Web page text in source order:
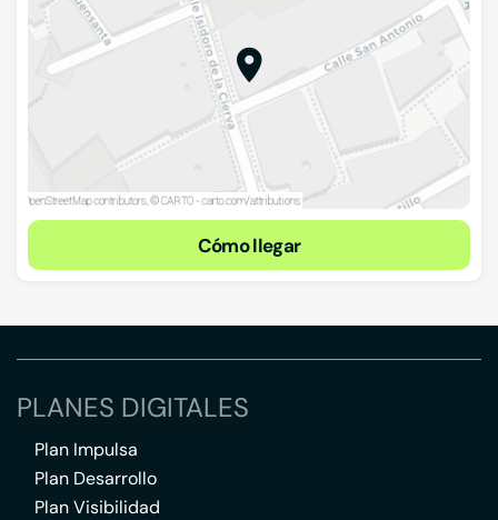
Cómo llegar
PLANES DIGITALES
Plan Impulsa
Plan Desarrollo
Plan Visibilidad